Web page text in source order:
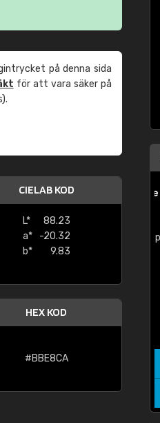
på denna sida
för att vara säker på
CIELAB KOD
L*
88.23
a*
-20.32
b*
9.83
HEX KOD
#BBE8CA
and
speedy delivery"